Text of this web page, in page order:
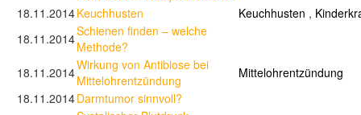
18.11.2014Keuchhusten Keuchhusten ,
18.11.2014Schienen finden – welche
Methode?
18.11.2014Wirkung von Antibiose bei
Mittelohrentzündung
Mittelohrentzündung
18.11.2014Darmtumor sinnvoll?